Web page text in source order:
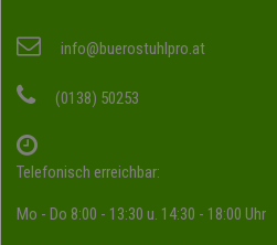
info@buerostuhlpro.at
(0138) 50253
Telefonisch erreichbar:
Mo - Do 8:00 - 13:30 u. 14:30 - 18:00 Uhr